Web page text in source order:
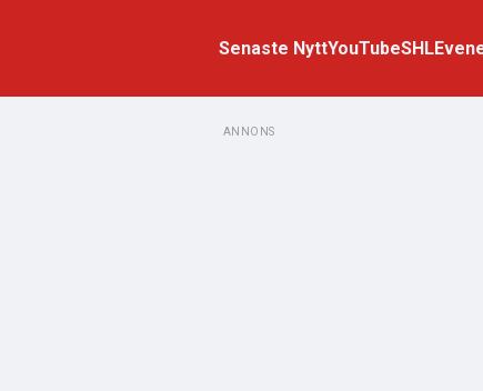
Senaste NyttYouTubeSHL
ANNONS